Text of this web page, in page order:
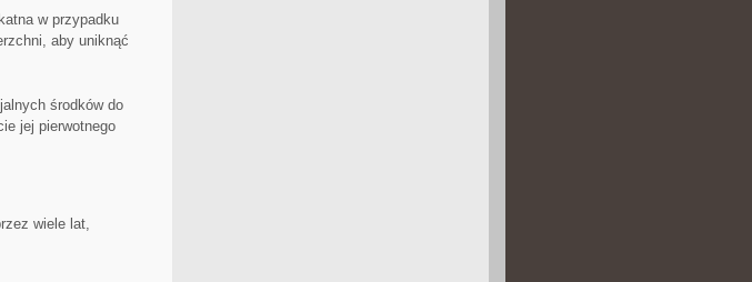
w przypadku
aby uniknąć
środków ‍do
⁤jej pierwotnego
wiele lat,